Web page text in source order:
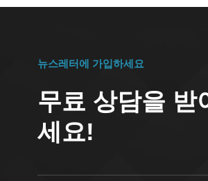
뉴스레터에 가입하세요
무료 상담을 받
세요!